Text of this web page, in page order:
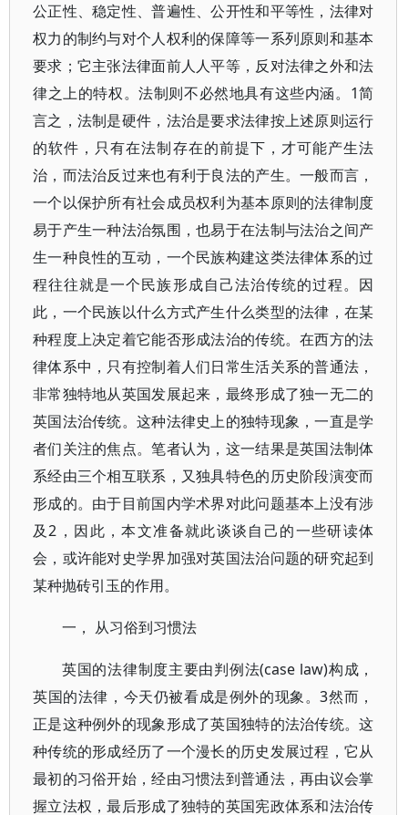
公正性、稳定性、普遍性、公开性和平等性，法律对
权力的制约与对个人权利的保障等一系列原则和基本
要求；它主张法律面前人人平等，反对法律之外和法
律之上的特权。法制则不必然地具有这些内涵。1简
言之，法制是硬件，法治是要求法律按上述原则运行
的软件，只有在法制存在的前提下，才可能产生法
治，而法治反过来也有利于良法的产生。一般而言，
一个以保护所有社会成员权利为基本原则的法律制度
易于产生一种法治氛围，也易于在法制与法治之间产
生一种良性的互动，一个民族构建这类法律体系的过
程往往就是一个民族形成自己法治传统的过程。因
此，一个民族以什么方式产生什么类型的法律，在某
种程度上决定着它能否形成法治的传统。在西方的法
律体系中，只有控制着人们日常生活关系的普通法，
非常独特地从英国发展起来，最终形成了独一无二的
英国法治传统。这种法律史上的独特现象，一直是学
者们关注的焦点。笔者认为，这一结果是英国法制体
系经由三个相互联系，又独具特色的历史阶段演变而
形成的。由于目前国内学术界对此问题基本上没有涉
及2，因此，本文准备就此谈谈自己的一些研读体
会，或许能对史学界加强对英国法治问题的研究起到
某种抛砖引玉的作用。
一， 从习俗到习惯法
英国的法律制度主要由判例法(case law)构成，
英国的法律，今天仍被看成是例外的现象。3然而，
正是这种例外的现象形成了英国独特的法治传统。这
种传统的形成经历了一个漫长的历史发展过程，它从
最初的习俗开始，经由习惯法到普通法，再由议会掌
握立法权，最后形成了独特的英国宪政体系和法治传